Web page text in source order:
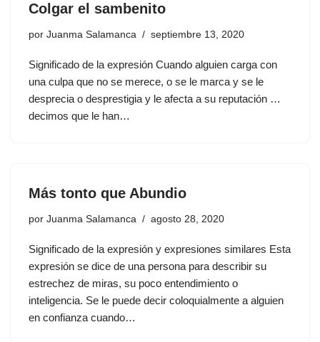
Colgar el sambenito
por Juanma Salamanca septiembre 13, 2020
Significado de la expresión Cuando alguien carga con
una culpa que no se merece, o se le marca y se le
desprecia o desprestigia y le afecta a su reputación …
decimos que le han…
Más tonto que Abundio
por Juanma Salamanca agosto 28, 2020
Significado de la expresión y expresiones similares Esta
expresión se dice de una persona para describir su
estrechez de miras, su poco entendimiento o
inteligencia. Se le puede decir coloquialmente a alguien
en confianza cuando…